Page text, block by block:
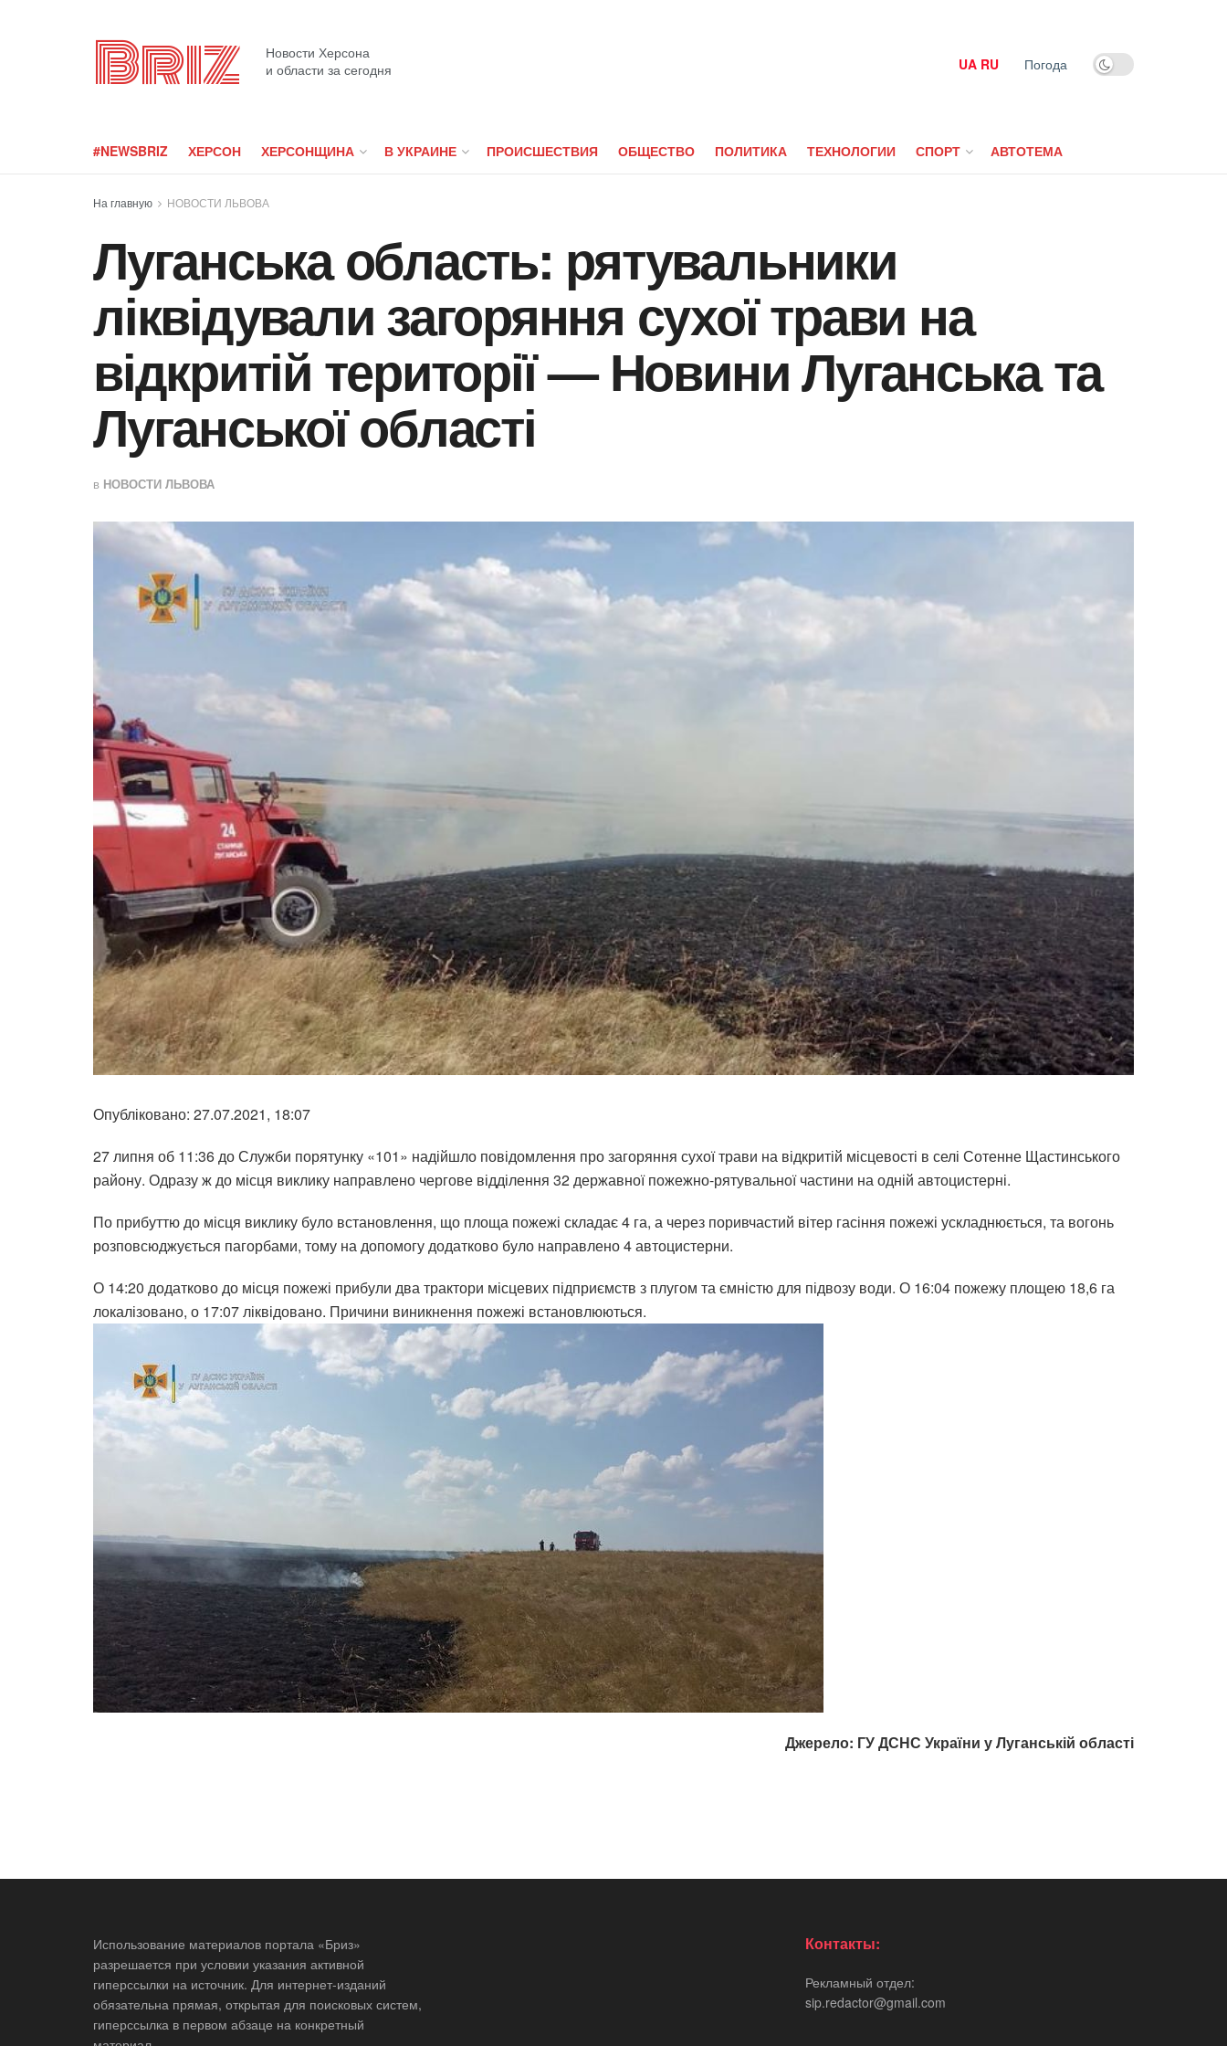
Briz
Новости Херсона
и области за сегодня
UA RU Погода
#NEWSBRIZ ХЕРСОН ХЕРСОНЩИНА В УКРАИНЕ ПРОИСШЕСТВИЯ ОБЩЕСТВО ПОЛИТИКА ТЕХНОЛОГИИ СПОРТ АВТОТЕМА
На главную НОВОСТИ ЛЬВОВА
Луганська область: рятувальники
ліквідували загоряння сухої трави на
відкритій території — Новини Луганська та
Луганської області
в НОВОСТИ ЛЬВОВА
Опубліковано: 27.07.2021, 18:07
27 липня об 11:36 до Служби порятунку «101» надійшло повідомлення про загоряння сухої трави на відкритій місцевості в селі Сотенне Щастинського
району. Одразу ж до місця виклику направлено чергове відділення 32 державної пожежно-рятувальної частини на одній автоцистерні.
По прибуттю до місця виклику було встановлення, що площа пожежі складає 4 га, а через поривчастий вітер гасіння пожежі ускладнюється, та вогонь
розповсюджується пагорбами, тому на допомогу додатково було направлено 4 автоцистерни.
О 14:20 додатково до місця пожежі прибули два трактори місцевих підприємств з плугом та ємністю для підвозу води. О 16:04 пожежу площею 18,6 га
локалізовано, о 17:07 ліквідовано. Причини виникнення пожежі встановлюються.
Джерело: ГУ ДСНС України у Луганській області
Использование материалов портала «Бриз»
разрешается при условии указания активной
гиперссылки на источник. Для интернет-изданий
обязательна прямая, открытая для поисковых систем,
гиперссылка в первом абзаце на конкретный
Контакты:
Рекламный отдел:
sip.redactor@gmail.com